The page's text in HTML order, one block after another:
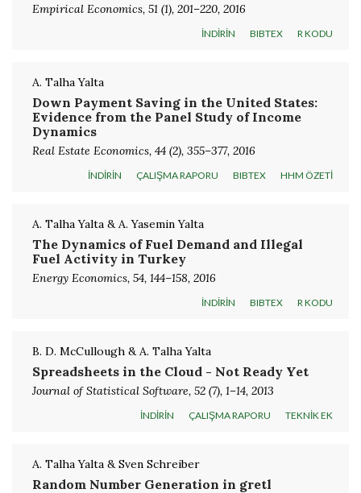
Empirical Economics, 51 (1), 201–220, 2016
İNDİRİN BIBTEX R KODU
A. Talha Yalta
Down Payment Saving in the United States:
Evidence from the Panel Study of Income
Dynamics
Real Estate Economics, 44 (2), 355–377, 2016
İNDİRİN ÇALIŞMA RAPORU BIBTEX HHM ÖZETİ
A. Talha Yalta & A. Yasemin Yalta
The Dynamics of Fuel Demand and Illegal
Fuel Activity in Turkey
Energy Economics, 54, 144–158, 2016
İNDİRİN BIBTEX R KODU
B. D. McCullough & A. Talha Yalta
Spreadsheets in the Cloud - Not Ready Yet
Journal of Statistical Software, 52 (7), 1–14, 2013
İNDİRİN ÇALIŞMA RAPORU TEKNİK EK
A. Talha Yalta & Sven Schreiber
Random Number Generation in gretl